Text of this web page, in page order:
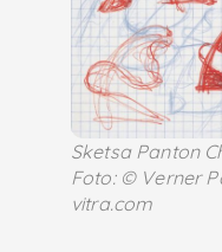
Sketsa Panton
Foto: © Verner
vitra.com